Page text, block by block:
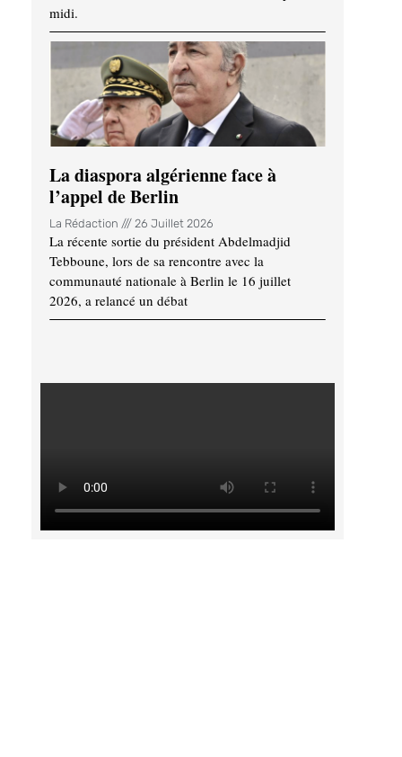
midi.
La diaspora algérienne face à
l’appel de Berlin
La Rédaction 26 Juillet 2026
La récente sortie du président Abdelmadjid
Tebboune, lors de sa rencontre avec la
communauté nationale à Berlin le 16 juillet
2026, a relancé un débat